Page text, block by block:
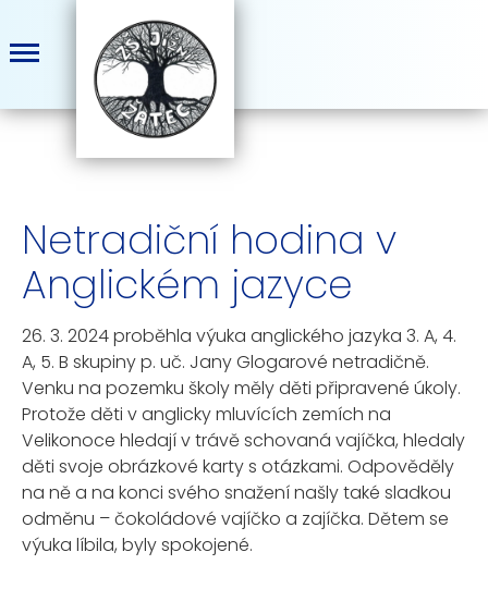
Netradiční hodina v
Anglickém jazyce
26. 3. 2024 proběhla výuka anglického jazyka 3. A, 4.
A, 5. B skupiny p. uč. Jany Glogarové netradičně.
Venku na pozemku školy měly děti připravené úkoly.
Protože děti v anglicky mluvících zemích na
Velikonoce hledají v trávě schovaná vajíčka, hledaly
děti svoje obrázkové karty s otázkami. Odpověděly
na ně a na konci svého snažení našly také sladkou
odměnu – čokoládové vajíčko a zajíčka. Dětem se
výuka líbila, byly spokojené.